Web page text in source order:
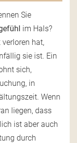
Sie
im Hals?
hat,
sie ist. Ein
sich,
in
Wenn
liegen, dass
ist aber auch
durch